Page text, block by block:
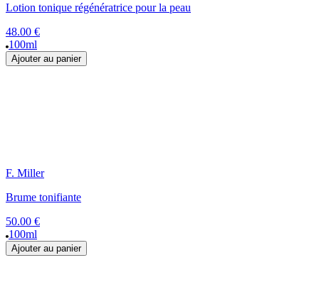
Lotion tonique régénératrice pour la peau
48.00 €
100ml
Ajouter au panier
F. Miller
Brume tonifiante
50.00 €
100ml
Ajouter au panier